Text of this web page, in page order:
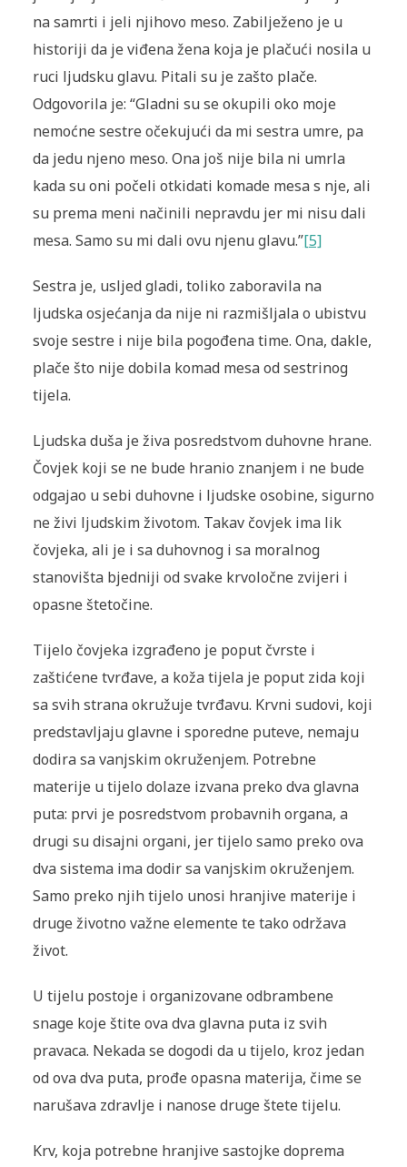
na samrti i jeli njihovo meso. Zabilježeno je u
historiji da je viđena žena koja je plačući nosila u
ruci ljudsku glavu. Pitali su je zašto plače.
Odgovorila je: “Gladni su se okupili oko moje
nemoćne sestre očekujući da mi sestra umre, pa
da jedu njeno meso. Ona još nije bila ni umrla
kada su oni počeli otkidati komade mesa s nje, ali
su prema meni načinili nepravdu jer mi nisu dali
mesa. Samo su mi dali ovu njenu glavu.”[5]
Sestra je, usljed gladi, toliko zaboravila na
ljudska osjećanja da nije ni razmišljala o ubistvu
svoje sestre i nije bila pogođena time. Ona, dakle,
plače što nije dobila komad mesa od sestrinog
tijela.
Ljudska duša je živa posredstvom duhovne hrane.
Čovjek koji se ne bude hranio znanjem i ne bude
odgajao u sebi duhovne i ljudske osobine, sigurno
ne živi ljudskim životom. Takav čovjek ima lik
čovjeka, ali je i sa duhovnog i sa moralnog
stanovišta bjedniji od svake krvoločne zvijeri i
opasne štetočine.
Tijelo čovjeka izgrađeno je poput čvrste i
zaštićene tvrđave, a koža tijela je poput zida koji
sa svih strana okružuje tvrđavu. Krvni sudovi, koji
predstavljaju glavne i sporedne puteve, nemaju
dodira sa vanjskim okruženjem. Potrebne
materije u tijelo dolaze izvana preko dva glavna
puta: prvi je posredstvom probavnih organa, a
drugi su disajni organi, jer tijelo samo preko ova
dva sistema ima dodir sa vanjskim okruženjem.
Samo preko njih tijelo unosi hranjive materije i
druge životno važne elemente te tako održava
život.
U tijelu postoje i organizovane odbrambene
snage koje štite ova dva glavna puta iz svih
pravaca. Nekada se dogodi da u tijelo, kroz jedan
od ova dva puta, prođe opasna materija, čime se
narušava zdravlje i nanose druge štete tijelu.
Krv, koja potrebne hranjive sastojke doprema